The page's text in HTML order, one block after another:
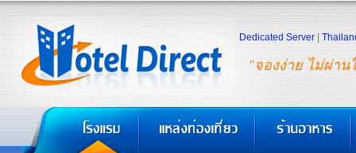
"จองง่าย ไม่ผ่าน
Dedicated Server